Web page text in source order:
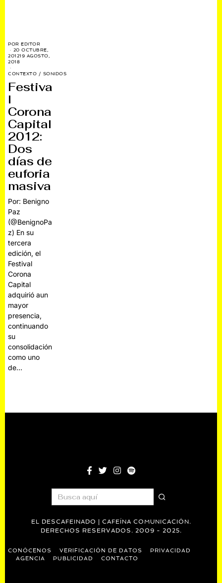
POREDITOR
20 OCTUBRE,
201219 AGOSTO,
2018
CONTEXTO / SONIDOS
Festiva
l
Corona
Capital
2012:
Dos
días de
euforia
masiva
Por: Benigno
Paz
(@BenignoPa
z) En su
tercera
edición, el
Festival
Corona
Capital
adquirió aun
mayor
presencia,
continuando
su
consolidación
como uno
de…
EL DESCAFEINADO | CAFEÍNA COMUNICACIÓN.
DERECHOS RESERVADOS. 2009 - 2025.
CONÓCENOS VERIFICACIÓN DE DATOS
PRIVACIDAD
AGENCIA
PUBLICIDAD CONTACTO